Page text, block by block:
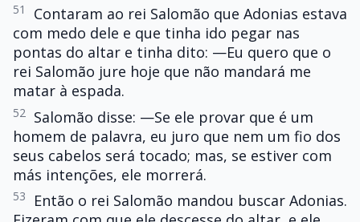
51
Contaram ao rei Salomão que Adonias estava
com medo dele e que tinha ido pegar nas
pontas do altar e tinha dito: —Eu quero que o
rei Salomão jure hoje que não mandará me
matar à espada.
52
Salomão disse: —Se ele provar que é um
homem de palavra, eu juro que nem um fio dos
seus cabelos será tocado; mas, se estiver com
más intenções, ele morrerá.
53
Então o rei Salomão mandou buscar Adonias.